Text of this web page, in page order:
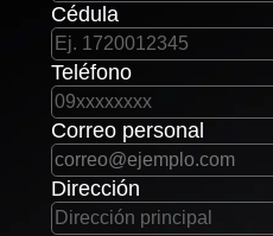
Cédula
Teléfono
Correo personal
Dirección